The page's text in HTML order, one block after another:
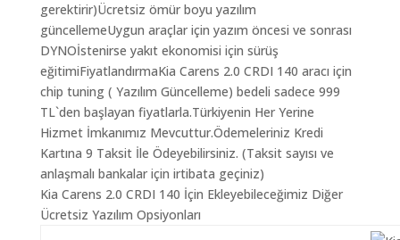
gerektirir)Ücretsiz ömür boyu yazılım
güncellemeUygun araçlar için yazım öncesi ve sonrası
DYNOİstenirse yakıt ekonomisi için sürüş
eğitimiFiyatlandırmaKia Carens 2.0 CRDI 140 aracı için
chip tuning ( Yazılım Güncelleme) bedeli sadece 999
TL`den başlayan fiyatlarla.Türkiyenin Her Yerine
Hizmet İmkanımız Mevcuttur.Ödemeleriniz Kredi
Kartına 9 Taksit İle Ödeyebilirsiniz. (Taksit sayısı ve
anlaşmalı bankalar için irtibata geçiniz)
Kia Carens 2.0 CRDI 140 İçin Ekleyebileceğimiz Diğer
Ücretsiz Yazılım Opsiyonları